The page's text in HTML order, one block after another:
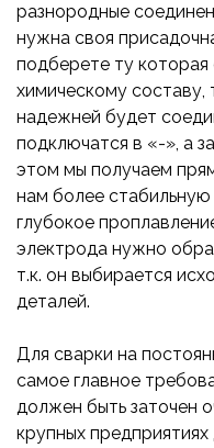
разнородные
нужна своя
подберете ту
химическому составу,
надежней будет
подключатся в «-», а
этом мы получаем
нам более
глубокое
электрода нужно
т.к. он выбирается
деталей.
Для сварки на
самое главное
должен быть заточен
крупных